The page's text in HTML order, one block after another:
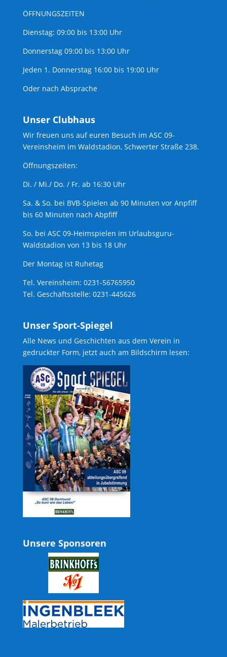
ÖFFNUNGSZEITEN
Dienstag: 09:00 bis 13:00 Uhr
Donnerstag 09:00 bis 13:00 Uhr
Jeden 1. Donnerstag 16:00 bis 19:00 Uhr
Oder nach Absprache
Unser Clubhaus
Wir freuen uns auf euren Besuch im ASC 09-
Vereinsheim im Waldstadion, Schwerter Straße 238.
Öffnungszeiten:
Di. / Mi./ Do. / Fr. ab 16:30 Uhr
Sa. & So. bei BVB-Spielen ab 90 Minuten vor Anpfiff
bis 60 Minuten nach Abpfiff
So. bei ASC 09-Heimspielen im Urlaubsguru-
Waldstadion von 13 bis 18 Uhr
Der Montag ist Ruhetag
Tel. Vereinsheim: 0231-56765950
Tel. Geschäftsstelle: 0231-445626
Unser Sport-Spiegel
Alle News und Geschichten aus dem Verein in
gedruckter Form, jetzt auch am Bildschirm lesen:
Unsere Sponsoren